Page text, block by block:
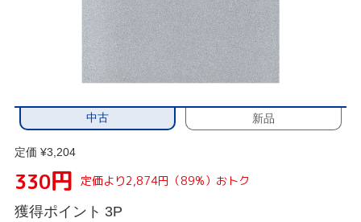
中古 新品
定価 ¥3,204
330円 定価より2,874円（89%）おトク
獲得ポイント 3P